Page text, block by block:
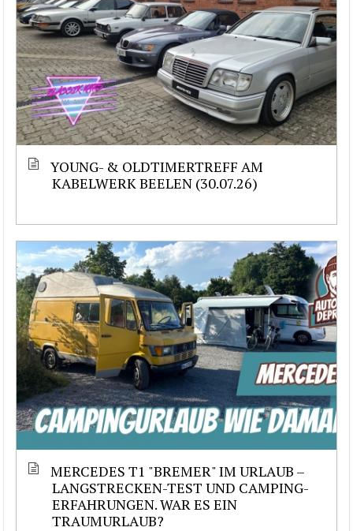
YOUNG- & OLDTIMERTREFF AM
KABELWERK BEELEN (30.07.26)
MERCEDES T1 "BREMER" IM URLAUB –
LANGSTRECKEN-TEST UND CAMPING-
ERFAHRUNGEN. WAR ES EIN
TRAUMURLAUB?